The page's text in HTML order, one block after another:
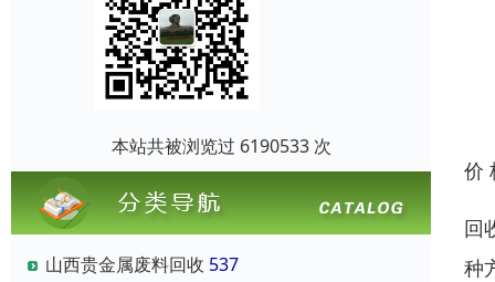
本站共被浏览过 6190533 次
山西贵金属废料回收 537
价
回
种